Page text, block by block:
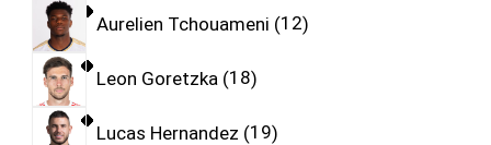
Aurelien Tchouameni 12
Leon Goretzka 18
Lucas Hernandez 19